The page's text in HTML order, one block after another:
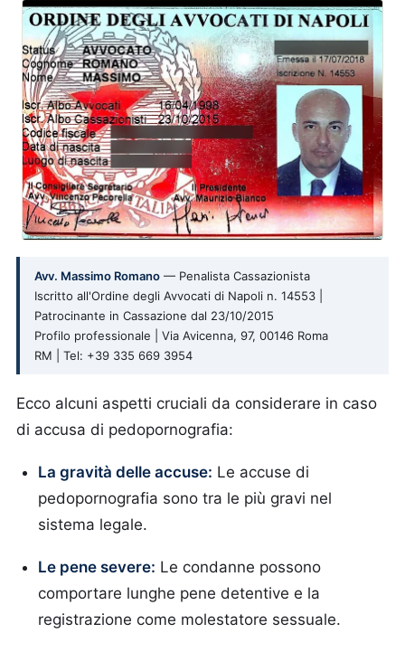
Avv. Massimo Romano — Penalista Cassazionista
Iscritto all'Ordine degli Avvocati di Napoli n. 14553 |
Patrocinante in Cassazione dal 23/10/2015
Profilo professionale | Via Avicenna, 97, 00146 Roma
RM | Tel: +39 335 669 3954
Ecco alcuni aspetti cruciali da considerare in caso
di accusa di pedopornografia:
La gravità delle accuse: Le accuse di
pedopornografia sono tra le più gravi nel
sistema legale.
Le pene severe: Le condanne possono
comportare lunghe pene detentive e la
registrazione come molestatore sessuale.